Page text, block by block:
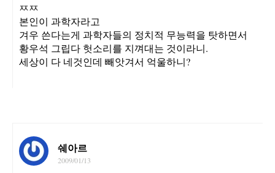
ㅉㅉ
본인이 과학자라고
겨우 쓴다는게 과학자들의 정치적 무능력을 탓하면서
황우석 그립다 헛소리를 지껴대는 것이라니.
세상이 다 네것인데 빼앗겨서 억울하니?
쉐아르
2009/01/13